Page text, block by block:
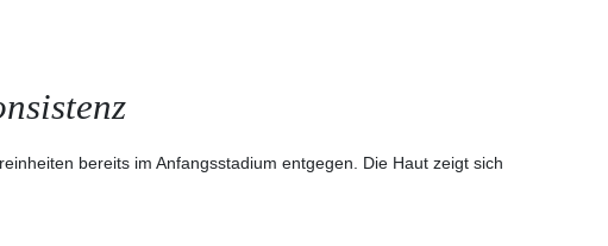
bereits im Anfangsstadium entgegen. Die Haut zeigt sich